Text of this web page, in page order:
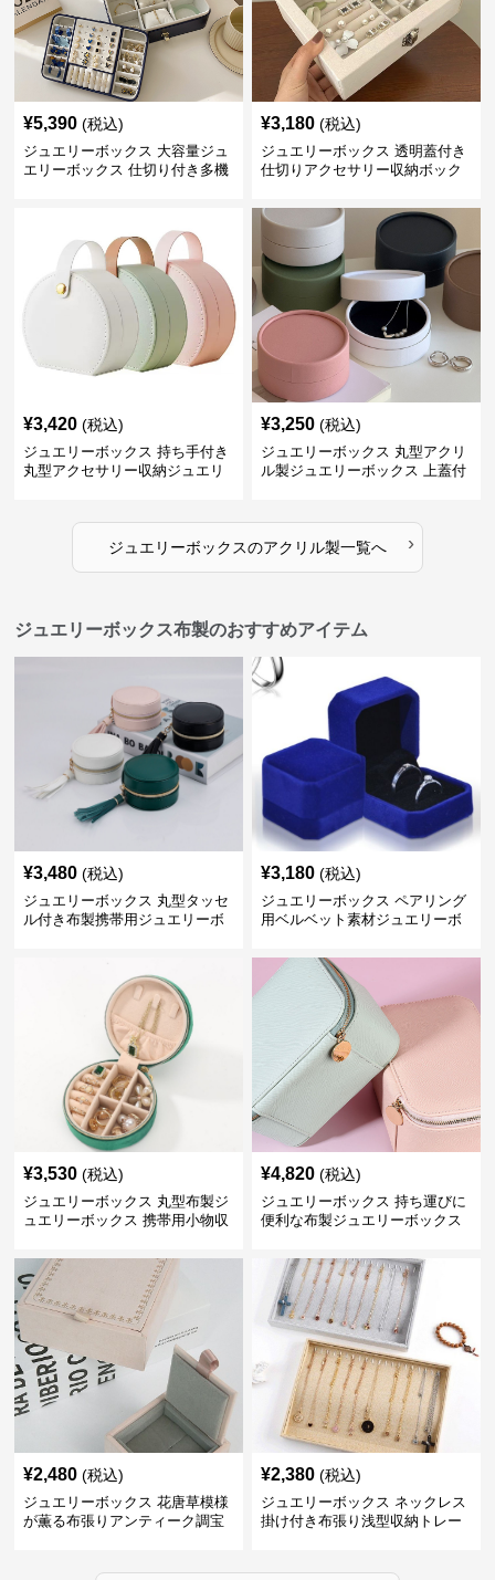
¥5,390 (税込)
ジュエリーボックス 大容量ジュ
エリーボックス 仕切り付き多機
¥3,180 (税込)
ジュエリーボックス 透明蓋付き
仕切りアクセサリー収納ボック
¥3,420 (税込)
ジュエリーボックス 持ち手付き
丸型アクセサリー収納ジュエリ
¥3,250 (税込)
ジュエリーボックス 丸型アクリ
ル製ジュエリーボックス 上蓋付
ジュエリーボックスのアクリル製一覧へ ›
ジュエリーボックス布製のおすすめアイテム
¥3,480 (税込)
ジュエリーボックス 丸型タッセ
ル付き布製携帯用ジュエリーボ
¥3,180 (税込)
ジュエリーボックス ペアリング
用ベルベット素材ジュエリーボ
¥3,530 (税込)
ジュエリーボックス 丸型布製ジ
ュエリーボックス 携帯用小物収
¥4,820 (税込)
ジュエリーボックス 持ち運びに
便利な布製ジュエリーボックス
¥2,480 (税込)
ジュエリーボックス 花唐草模様
が薫る布張りアンティーク調宝
¥2,380 (税込)
ジュエリーボックス ネックレス
掛け付き布張り浅型収納トレー